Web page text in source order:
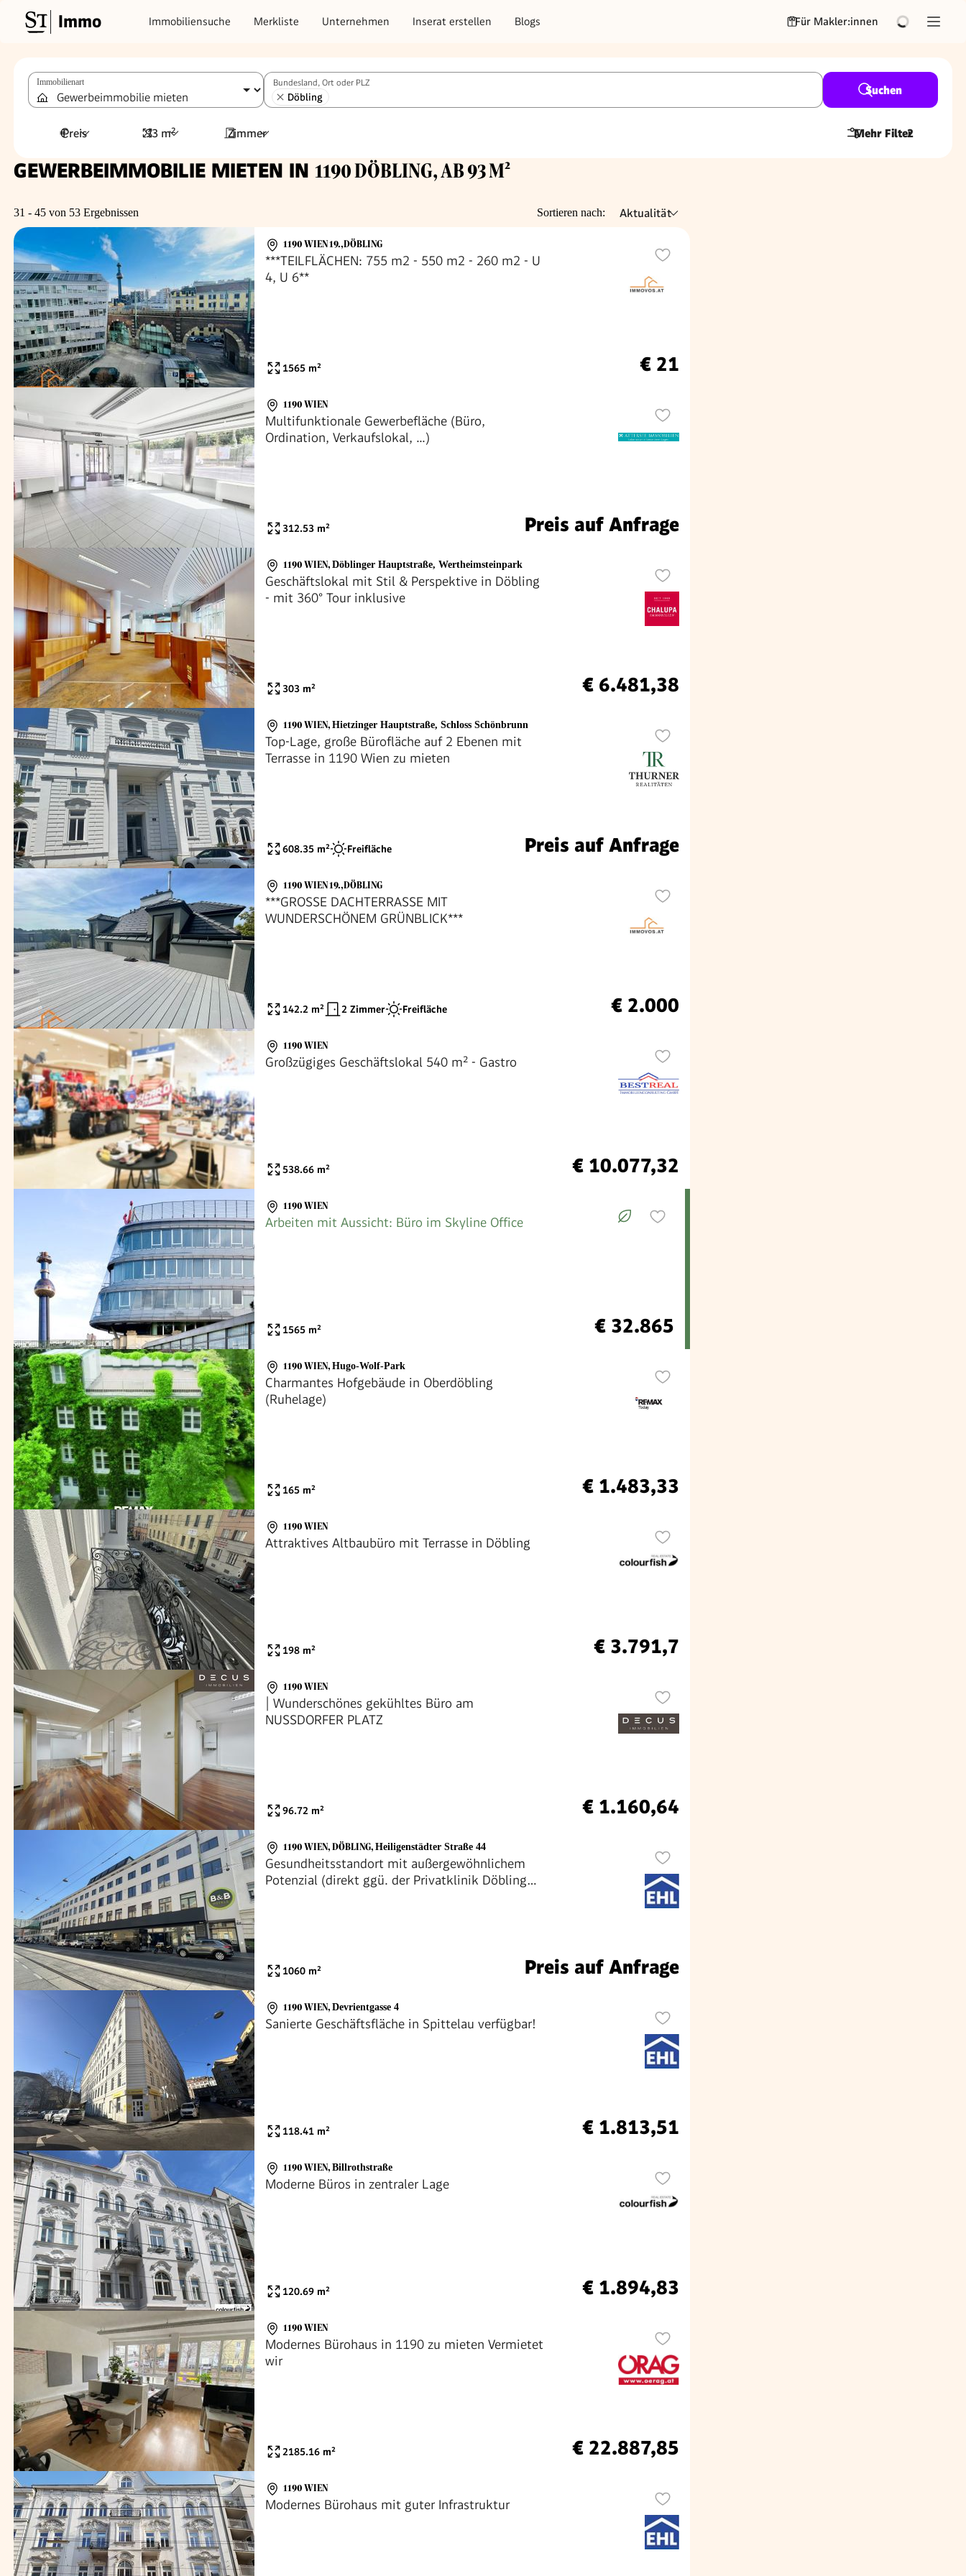
Immo Immobiliensuche Merkliste Unternehmen Inserat erstellen Blogs Für Makler:innen
Immobilienart Bundesland, Ort oder PLZ
Döbling
Suchen
Preis 93 m² Zimmer Mehr Filter
2
GEWERBEIMMOBILIE MIETEN IN 1190 DÖBLING, AB 93 M²
31 - 45 von 53 Ergebnissen Sortieren nach: Aktualität
1190 WIEN 19.,DÖBLING
***TEILFLÄCHEN: 755 m2 - 550 m2 - 260 m2 - U
4, U 6**
1565 m² € 21
1190 WIEN
Multifunktionale Gewerbefläche (Büro,
Ordination, Verkaufslokal, ...)
312.53 m² Preis auf Anfrage
1190 WIEN, Döblinger Hauptstraße, Wertheimsteinpark
Geschäftslokal mit Stil & Perspektive in Döbling
- mit 360° Tour inklusive
303 m² € 6.481,38
1190 WIEN, Hietzinger Hauptstraße, Schloss Schönbrunn
Top-Lage, große Bürofläche auf 2 Ebenen mit
Terrasse in 1190 Wien zu mieten
608.35 m² Freifläche Preis auf Anfrage
1190 WIEN 19.,DÖBLING
***GROSSE DACHTERRASSE MIT
WUNDERSCHÖNEM GRÜNBLICK***
142.2 m² 2 Zimmer Freifläche € 2.000
1190 WIEN
Großzügiges Geschäftslokal 540 m² - Gastro
538.66 m² € 10.077,32
1190 WIEN
Arbeiten mit Aussicht: Büro im Skyline Office
1565 m² € 32.865
1190 WIEN, Hugo-Wolf-Park
Charmantes Hofgebäude in Oberdöbling
(Ruhelage)
165 m² € 1.483,33
1190 WIEN
Attraktives Altbaubüro mit Terrasse in Döbling
198 m² € 3.791,7
1190 WIEN
| Wunderschönes gekühltes Büro am
NUSSDORFER PLATZ
96.72 m² € 1.160,64
1190 WIEN, DÖBLING, Heiligenstädter Straße 44
Gesundheitsstandort mit außergewöhnlichem
Potenzial (direkt ggü. der Privatklinik Döbling
1060 m² Preis auf Anfrage
1190 WIEN, Devrientgasse 4
Sanierte Geschäftsfläche in Spittelau verfügbar!
118.41 m² € 1.813,51
1190 WIEN, Billrothstraße
Moderne Büros in zentraler Lage
120.69 m² € 1.894,83
1190 WIEN
Modernes Bürohaus in 1190 zu mieten Vermietet
wir
2185.16 m² € 22.887,85
1190 WIEN
Modernes Bürohaus mit guter Infrastruktur